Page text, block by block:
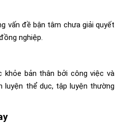
vấn đề bận tâm chưa giải quyết
nghiệp.
bản thân bởi công việc và
luyện thể dục, tập luyện thường